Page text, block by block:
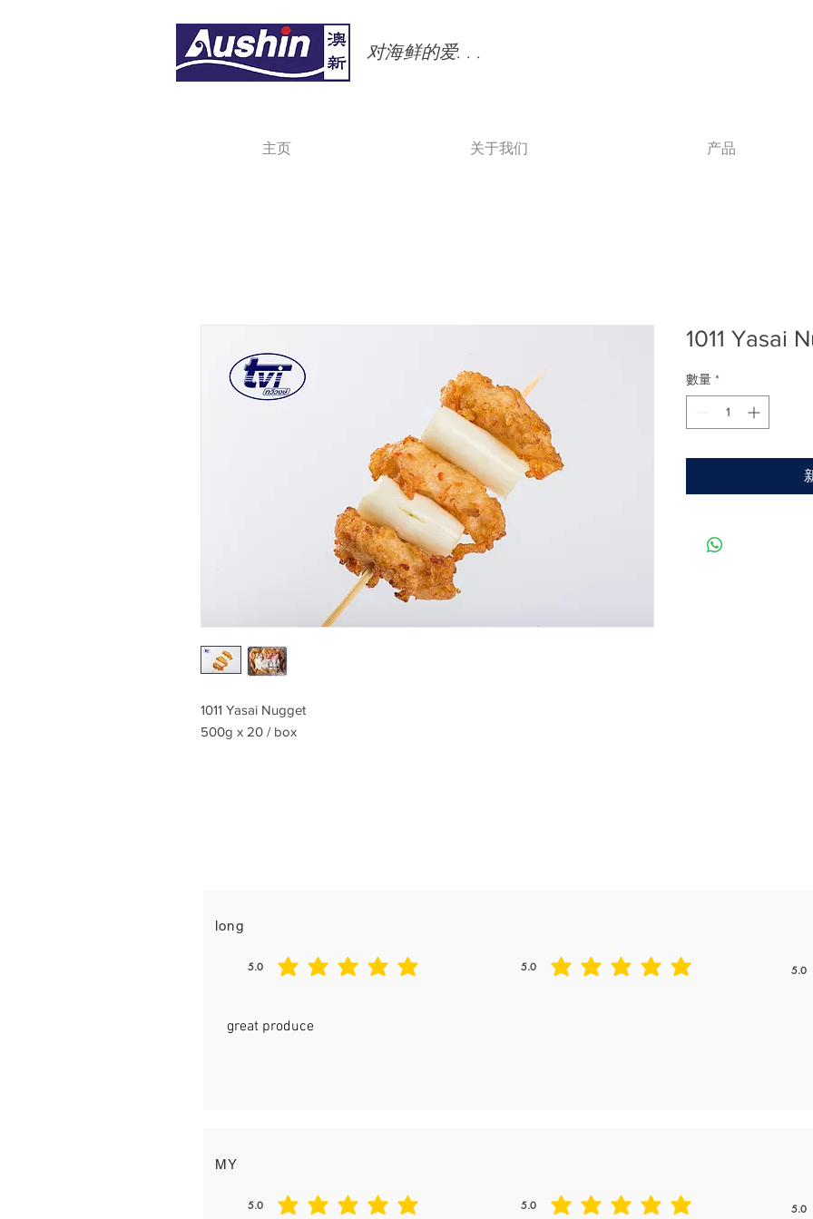
对海鲜的爱. . .
主页 关于我们 产品
1011 Yasai Nugget
500g x 20 / box
1011 Yasai
數量 *
long
5.0
平均評等為 5 ，滿分 5 分 5.0
平均評等為 5 ，滿分 5 分 5.0
平均
great produce
MY
5.0
平均評等為 5 ，滿分 5 分 5.0
平均評等為 5 ，滿分 5 分 5.0
平均